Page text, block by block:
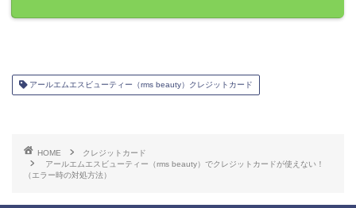
アールエムエスビューティー（rms beauty）クレジットカード
HOME
クレジットカード
アールエムエスビューティー（rms beauty）でクレジットカードが使えない！
（エラー時の対処方法）